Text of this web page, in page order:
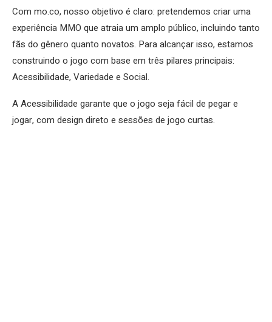
Com mo.co, nosso objetivo é claro: pretendemos criar uma
experiência MMO que atraia um amplo público, incluindo tanto
fãs do gênero quanto novatos. Para alcançar isso, estamos
construindo o jogo com base em três pilares principais:
Acessibilidade, Variedade e Social.
A Acessibilidade garante que o jogo seja fácil de pegar e
jogar, com design direto e sessões de jogo curtas.